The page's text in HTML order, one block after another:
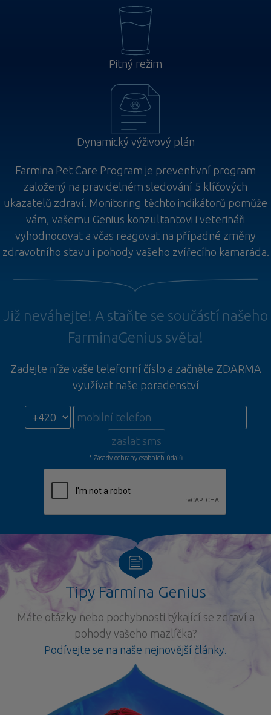
Pitný režim
Dynamický výživový plán
Farmina Pet Care Program je preventivní program
založený na pravidelném sledování 5 klíčových
ukazatelů zdraví. Monitoring těchto indikátorů pomůže
vám, vašemu Genius konzultantovi i veterináři
vyhodnocovat a včas reagovat na případné změny
zdravotního stavu i pohody vašeho zvířecího kamaráda.
Již neváhejte! A staňte se součástí našeho
FarminaGenius světa!
Zadejte níže vaše telefonní číslo a začněte ZDARMA
využívat naše poradenství
zaslat sms
* Zásady ochrany osobních údajů
Tipy Farmina Genius
Máte otázky nebo pochybnosti týkající se zdraví a
pohody vašeho mazlíčka?
Podívejte se na naše nejnovější články.